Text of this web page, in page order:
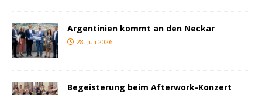
Argentinien kommt an den Neckar
28. Juli 2026
Begeisterung beim Afterwork-Konzert